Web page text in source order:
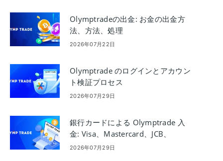
Olymptradeの出金: お金の出金方
法、方法、処理
2026年07月22日
Olymptrade のログインとアカウン
ト検証プロセス
2026年07月29日
銀行カードによる Olymptrade 入
金: Visa、Mastercard、JCB、
Discover
2026年07月29日